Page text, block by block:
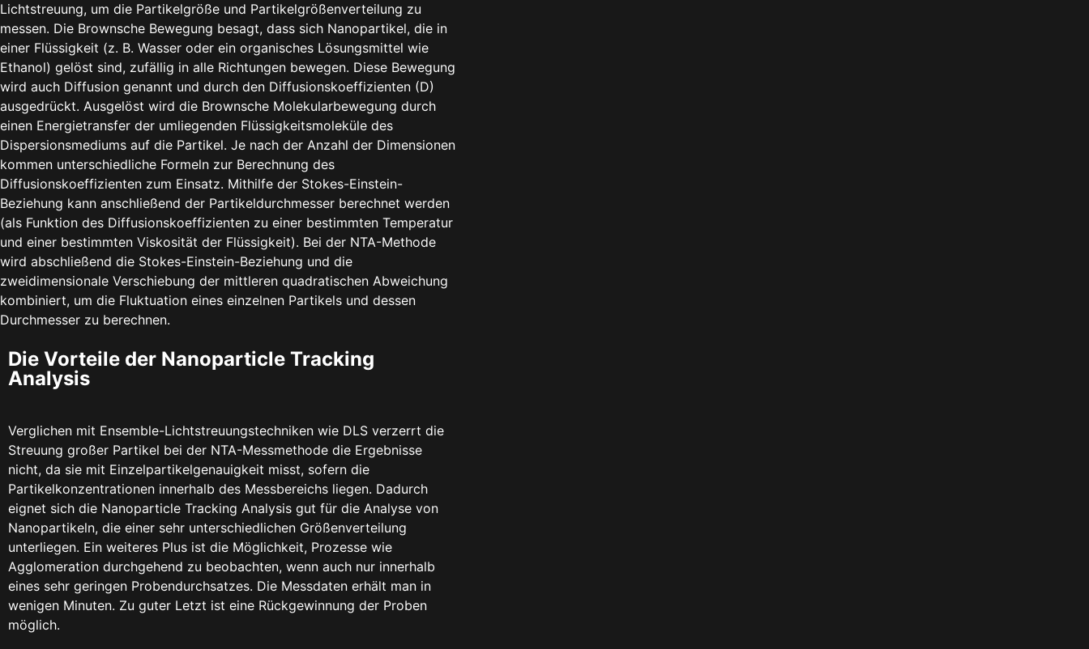
Lichtstreuung, um die Partikelgröße und Partikelgrößenverteilung zu
messen. Die Brownsche Bewegung besagt, dass sich Nanopartikel, die in
einer Flüssigkeit (z. B. Wasser oder ein organisches Lösungsmittel wie
Ethanol) gelöst sind, zufällig in alle Richtungen bewegen. Diese Bewegung
wird auch Diffusion genannt und durch den Diffusionskoeffizienten (D)
ausgedrückt. Ausgelöst wird die Brownsche Molekularbewegung durch
einen Energietransfer der umliegenden Flüssigkeitsmoleküle des
Dispersionsmediums auf die Partikel. Je nach der Anzahl der Dimensionen
kommen unterschiedliche Formeln zur Berechnung des
Diffusionskoeffizienten zum Einsatz. Mithilfe der Stokes-Einstein-
Beziehung kann anschließend der Partikeldurchmesser berechnet werden
(als Funktion des Diffusionskoeffizienten zu einer bestimmten Temperatur
und einer bestimmten Viskosität der Flüssigkeit). Bei der NTA-Methode
wird abschließend die Stokes-Einstein-Beziehung und die
zweidimensionale Verschiebung der mittleren quadratischen Abweichung
kombiniert, um die Fluktuation eines einzelnen Partikels und dessen
Durchmesser zu berechnen.
Die Vorteile der Nanoparticle Tracking
Analysis
Verglichen mit Ensemble-Lichtstreuungstechniken wie DLS verzerrt die
Streuung großer Partikel bei der NTA-Messmethode die Ergebnisse
nicht, da sie mit Einzelpartikelgenauigkeit misst, sofern die
Partikelkonzentrationen innerhalb des Messbereichs liegen. Dadurch
eignet sich die Nanoparticle Tracking Analysis gut für die Analyse von
Nanopartikeln, die einer sehr unterschiedlichen Größenverteilung
unterliegen. Ein weiteres Plus ist die Möglichkeit, Prozesse wie
Agglomeration durchgehend zu beobachten, wenn auch nur innerhalb
eines sehr geringen Probendurchsatzes. Die Messdaten erhält man in
wenigen Minuten. Zu guter Letzt ist eine Rückgewinnung der Proben
möglich.